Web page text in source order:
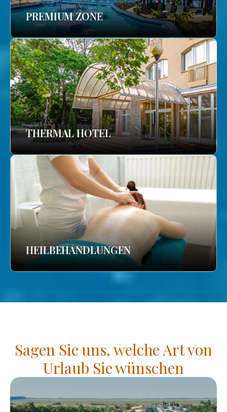
PREMIUM ZONE
THERMAL HOTEL
HEILBEHANDLUNGEN
Sagen Sie uns, welche Art von
Urlaub Sie wünschen